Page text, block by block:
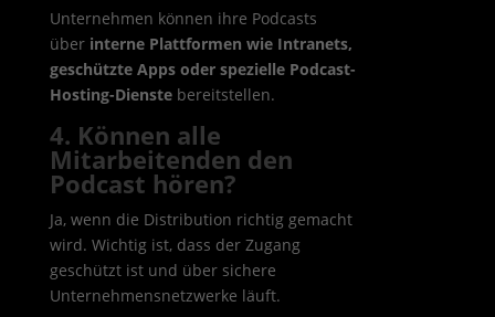
Unternehmen können ihre Podcasts
über interne Plattformen wie Intranets,
geschützte Apps oder spezielle Podcast-
Hosting-Dienstebereitstellen.
4. Können alle
Mitarbeitenden den
Podcast hören?
Ja, wenn die Distribution richtig gemacht
wird. Wichtig ist, dass der Zugang
geschützt ist und über sichere
Unternehmensnetzwerke läuft.